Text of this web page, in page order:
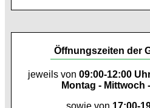
Öffnungszeiten der
jeweils von 09:00-12:00
Montag - Mittwoch
sowie von 17:00-